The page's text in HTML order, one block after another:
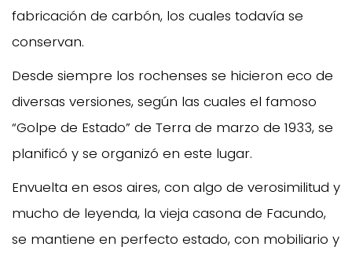
fabricación de carbón, los cuales todavía se
conservan.
Desde siempre los rochenses se hicieron eco de
diversas versiones, según las cuales el famoso
“Golpe de Estado” de Terra de marzo de 1933, se
planificó y se organizó en este lugar.
Envuelta en esos aires, con algo de verosimilitud y
mucho de leyenda, la vieja casona de Facundo,
se mantiene en perfecto estado, con mobiliario y